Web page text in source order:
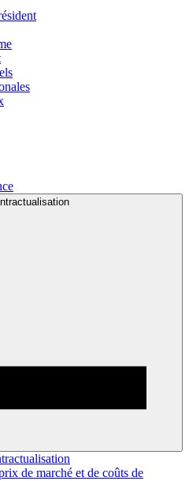
de marché et de coûts de